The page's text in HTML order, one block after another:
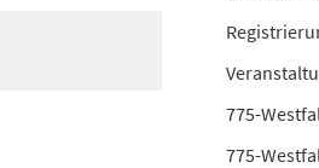
775-
775-